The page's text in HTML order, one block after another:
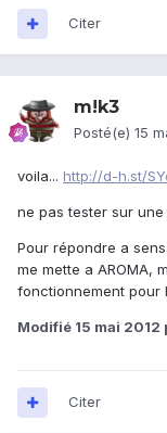
Citer
m!k3
Posté(e) 15
voila... http://d-h.st/
ne pas tester sur
Pour répondre a
me mette a AROMA,
fonctionnement pour
Modifié 15 mai 2012
Citer